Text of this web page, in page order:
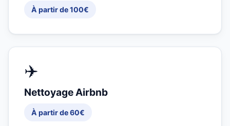
À partir de 100€
✈️
Nettoyage Airbnb
À partir de 60€